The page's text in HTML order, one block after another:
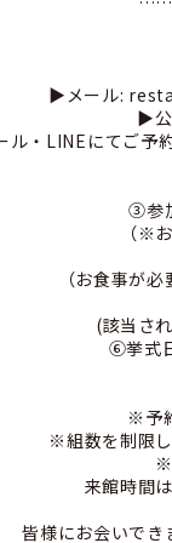
▶︎メール:
▶︎公
ル・LINEにてご予
③参
（※
（お食事が
(該当さ
⑥挙式
※予
※組数を制限
※
来館時間
皆様にお会いでき